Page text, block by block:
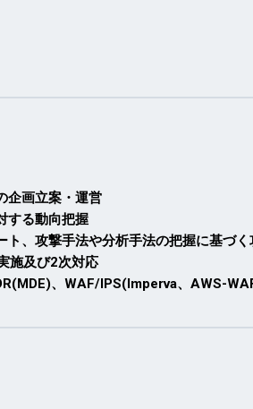
企画立案・運営
する動向把握
ト、攻撃手法や分析手法の把握に基づ
施及び2次対応
、WAF/IPS(Imperva、AWS-